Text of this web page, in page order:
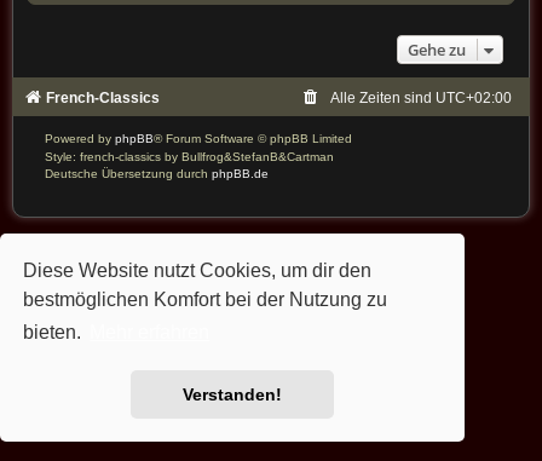
Diese Website nutzt Cookies, um dir den
bestmöglichen Komfort bei der Nutzung zu
bieten.
Verstanden!
Gehe zu
French-Classics Alle Zeiten sind UTC+02:00
Powered by phpBB® Forum Software © phpBB Limited
Style: french-classics by Bullfrog&StefanB&Cartman
Deutsche Übersetzung durch phpBB.de